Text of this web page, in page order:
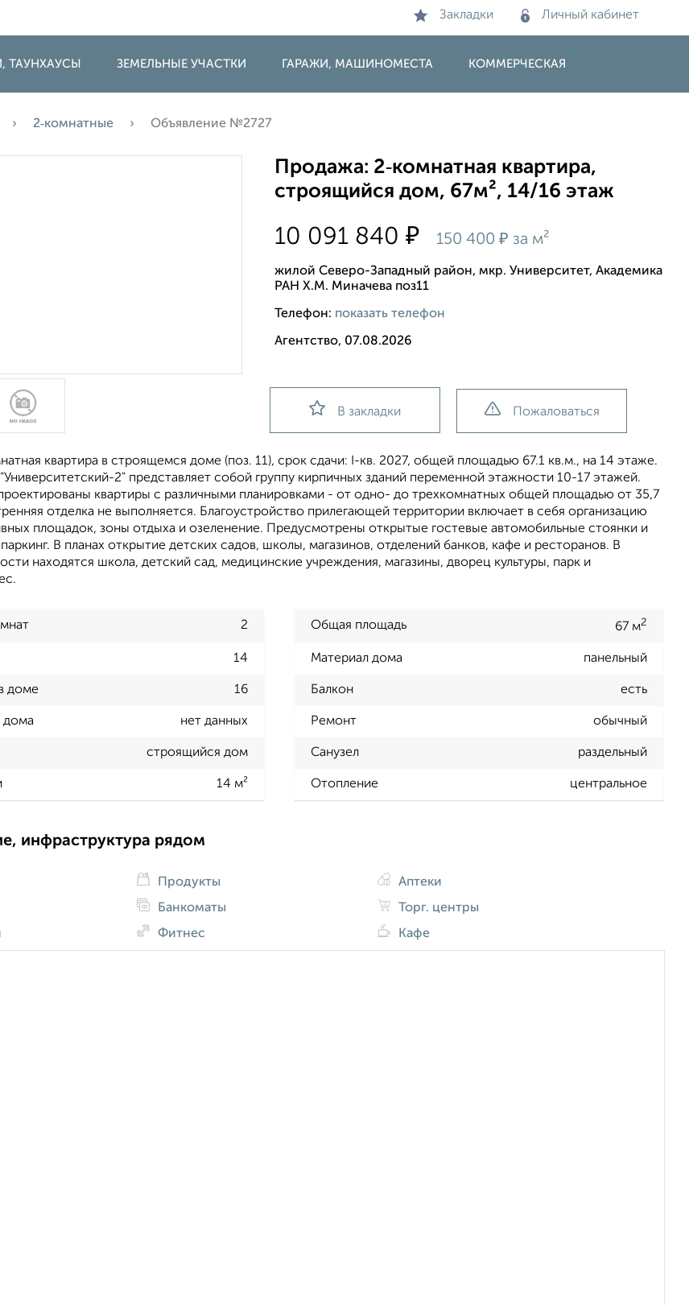
Закладки Личный кабинет
ТАУНХАУСЫ ЗЕМЕЛЬНЫЕ УЧАСТКИ ГАРАЖИ, МАШИНОМЕСТА КОММЕРЧЕСКАЯ
2‑комнатные Объявление №2727
Продажа: 2‑комнатная квартира,
строящийся дом, 67м², 14/16 этаж
10 091 840₽ 150 400₽ за м²
жилой Северо-Западный район, мкр. Университет, Академика
РАН Х.М. Миначева поз11
Телефон: показать телефон
Агентство, 07.08.2026
В закладки Пожаловаться
квартира в строящемся доме (поз. 11), срок сдачи: I-кв. 2027, общей площадью 67.1 кв.м., на 14 этаже.
2" представляет собой группу кирпичных зданий переменной этажности 10-17 этажей.
квартиры с различными планировками - от одно- до трехкомнатных общей площадью от 35,7
отделка не выполняется. Благоустройство прилегающей территории включает в себя организацию
площадок, зоны отдыха и озеленение. Предусмотрены открытые гостевые автомобильные стоянки и
В планах открытие детских садов, школы, магазинов, отделений банков, кафе и ресторанов. В
находятся школа, детский сад, медицинские учреждения, магазины, дворец культуры, парк и
2 Общая площадь 67 м2
14 Материал дома панельный
доме 16 Балкон есть
дома нет данных Ремонт обычный
строящийся дом Санузел раздельный
14 м² Отопление центральное
инфраструктура рядом
Продукты
Банкоматы
Фитнес
Аптеки
Торг. центры
Кафе